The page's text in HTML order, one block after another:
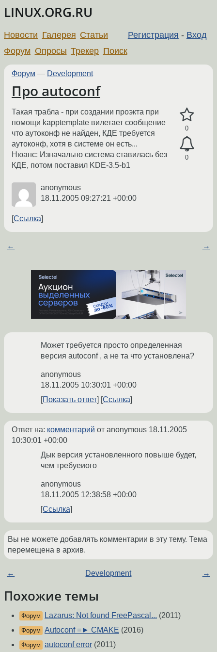
LINUX.ORG.RU
Регистрация - Вход
Новости Галерея Статьи
Форум Опросы Трекер Поиск
Форум — Development
Про autoconf
0
0
Такая трабла - при создании проэкта при
помощи kapptemplate вилетает сообщение
что аутоконф не найден, КДЕ требуется
аутоконф, хотя в системе он есть...
Нюанс: Изначально системa ставилась без
КДЕ, потом поставил KDE-3.5-b1
anonymous
18.11.2005 09:27:21 +00:00
Ссылка
← →
Может требуется просто определенная
версия autoconf , а не та что установлена?
anonymous
18.11.2005 10:30:01 +00:00
Показать ответ
Ссылка
Ответ на: комментарий от anonymous 18.11.2005
10:30:01 +00:00
Дык версия установленного повыше будет,
чем требуеиого
anonymous
18.11.2005 12:38:58 +00:00
Ссылка
Вы не можете добавлять комментарии в эту тему. Тема
перемещена в архив.
← Development →
Похожие темы
Форум Lazarus: Not found FreePascal... (2011)
Форум Autoconf =► CMAKE (2016)
Форум autoconf error (2011)